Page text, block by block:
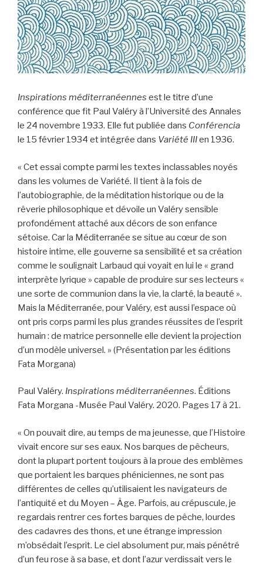
Inspirations méditerranéennes est le titre d’une
conférence que fit Paul Valéry à l’Université des Annales
le 24 novembre 1933. Elle fut publiée dans Conférencia
le 15 février 1934 et intégrée dans Variété IIIen 1936.
« Cet essai compte parmi les textes inclassables noyés
dans les volumes de Variété. Il tient à la fois de
l’autobiographie, de la méditation historique ou de la
rêverie philosophique et dévoile un Valéry sensible
profondément attaché aux décors de son enfance
sétoise. Car la Méditerranée se situe au cœur de son
histoire intime, elle gouverne sa sensibilité et sa création
comme le soulignait Larbaud qui voyait en lui le « grand
interprète lyrique » capable de produire sur ses lecteurs «
une sorte de communion dans la vie, la clarté, la beauté ».
Mais la Méditerranée, pour Valéry, est aussi l’espace où
ont pris corps parmi les plus grandes réussites de l’esprit
humain : de matrice personnelle elle devient la projection
d’un modèle universel. » (Présentation par les éditions
Fata Morgana)
Paul Valéry. Inspirations méditerranéennes. Éditions
Fata Morgana -Musée Paul Valéry. 2020. Pages 17 à 21.
« On pouvait dire, au temps de ma jeunesse, que l’Histoire
vivait encore sur ses eaux. Nos barques de pêcheurs,
dont la plupart portent toujours à la proue des emblèmes
que portaient les barques phéniciennes, ne sont pas
différentes de celles qu’utilisaient les navigateurs de
l’antiquité et du Moyen – Âge. Parfois, au crépuscule, je
regardais rentrer ces fortes barques de pêche, lourdes
des cadavres des thons, et une étrange impression
m’obsédait l’esprit. Le ciel absolument pur, mais pénétré
d’un feu rose à sa base, et dont l’azur verdissait vers le